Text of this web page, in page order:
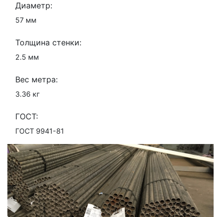
Диаметр:
57 мм
Толщина стенки:
2.5 мм
Вес метра:
3.36 кг
ГОСТ:
ГОСТ 9941-81